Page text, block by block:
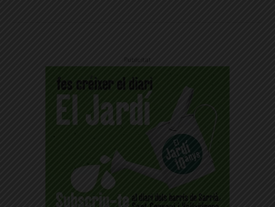
Publicitat